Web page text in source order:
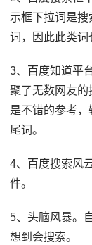
示框下拉词是
词，因此此类词
3、百度知道平
聚了无数网友
是不错的参考
尾词。
4、百度搜索风
件。
5、头脑风暴。
想到会搜索。